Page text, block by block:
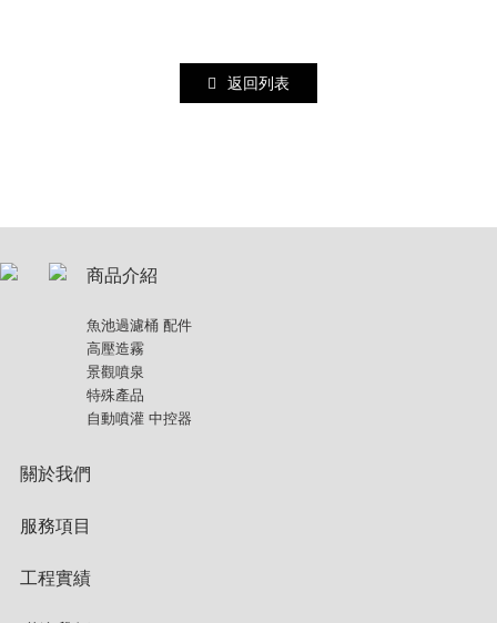
返回列表
商品介紹
魚池過濾桶 配件
高壓造霧
景觀噴泉
特殊產品
自動噴灌 中控器
關於我們
服務項目
工程實績